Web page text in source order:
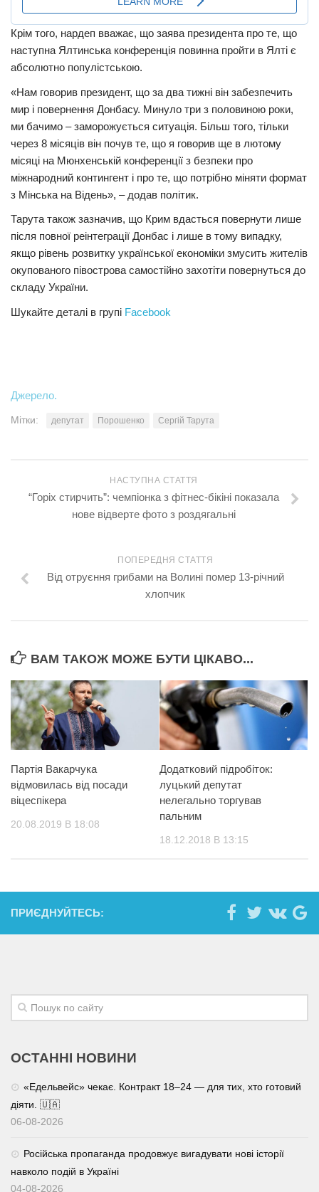
Крім того, нардеп вважає, що заява президента про те, що
наступна Ялтинська конференція повинна пройти в Ялті є
абсолютно популістською.
«Нам говорив президент, що за два тижні він забезпечить
мир і повернення Донбасу. Минуло три з половиною роки,
ми бачимо – заморожується ситуація. Більш того, тільки
через 8 місяців він почув те, що я говорив ще в лютому
місяці на Мюнхенській конференції з безпеки про
міжнародний контингент і про те, що потрібно міняти формат
з Мінська на Відень», – додав політик.
Тарута також зазначив, що Крим вдасться повернути лише
після повної реінтеграції Донбас і лише в тому випадку,
якщо рівень розвитку української економіки змусить жителів
окупованого півострова самостійно захотіти повернуться до
складу України.
Шукайте деталі в групі Facebook
Джерело.
Мітки: депутат Порошенко Сергій Тарута
НАСТУПНА СТАТТЯ
“Горіх стирчить”: чемпіонка з фітнес-бікіні показала
нове відверте фото з роздягальні
ПОПЕРЕДНЯ СТАТТЯ
Від отруєння грибами на Волині помер 13-річний
хлопчик
ВАМ ТАКОЖ МОЖЕ БУТИ ЦІКАВО...
Партія Вакарчука
відмовилась від посади
віцеспікера
20.08.2019 В 18:08
Додатковий підробіток:
луцький депутат
нелегально торгував
пальним
18.12.2018 В 13:15
ПРИЄДНУЙТЕСЬ:
ОСТАННІ НОВИНИ
«Едельвейс» чекає. Контракт 18–24 — для тих, хто готовий
діяти. 🇺🇦
06-08-2026
Російська пропаганда продовжує вигадувати нові історії
навколо подій в Україні
04-08-2026